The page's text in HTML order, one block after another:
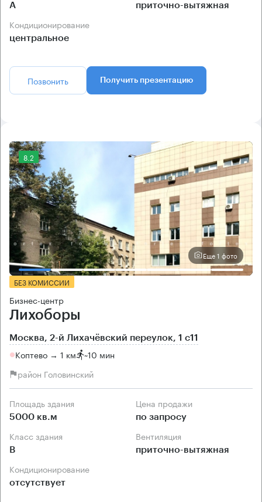
А приточно-вытяжная
Кондиционирование
центральное
Позвонить Получить презентацию
8.2
Еще 1 фото
БЕЗ КОМИССИИ
Бизнес-центр
Лихоборы
Москва, 2-й Лихачёвский переулок, 1 с11
Коптево → 1 км ~10 мин
район Головинский
Площадь здания
5000 кв.м
Цена продажи
по запросу
Класс здания
B
Вентиляция
приточно-вытяжная
Кондиционирование
отсутствует